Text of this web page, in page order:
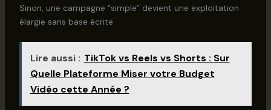
Sinon, une campagne “simple” devient une exploitation
élargie sans base écrite.
Lire aussi : TikTok vs Reels vs Shorts : Sur
Quelle Plateforme Miser votre Budget
Vidéo cette Année ?